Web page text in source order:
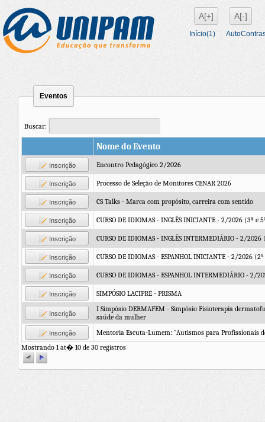
A[+] A[-]
Início(1)
Eventos
Buscar:
Nome do Evento
Inscrição Encontro Pedagógico 2/2026
Inscrição Processo de Seleção de Monitores CENAR 2026
Inscrição CS Talks - Marca com propósito, carreira com sentido
Inscrição CURSO DE IDIOMAS - INGLÊS INICIANTE - 2/2026 (3ª e
Inscrição CURSO DE IDIOMAS - INGLÊS INTERMEDIÁRIO - 2/2026
Inscrição CURSO DE IDIOMAS - ESPANHOL INICIANTE - 2/2026
Inscrição CURSO DE IDIOMAS - ESPANHOL INTERMEDIÁRIO - 2/
Inscrição SIMPÓSIO LACIPRE - PRISMA
Inscrição
I Simpósio DERMAFEM - Simpósio Fisioterapia
saúde da mulher
Inscrição
Mentoria Escuta-Lumem: “Autismos para Profissionais
Mostrando 1 at� 10 de 30 registros